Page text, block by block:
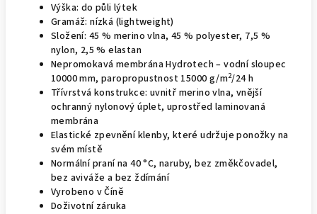
Výška: do půli lýtek
Gramáž: nízká (lightweight)
Složení: 45 % merino vlna, 45 % polyester, 7,5 %
nylon, 2,5 % elastan
Nepromokavá membrána Hydrotech – vodní sloupec
10000 mm, paropropustnost 15000 g/m2/24 h
Třívrstvá konstrukce: uvnitř merino vlna, vnější
ochranný nylonový úplet, uprostřed laminovaná
membrána
Elastické zpevnění klenby, které udržuje ponožky na
svém místě
Normální praní na 40 °C, naruby, bez změkčovadel,
bez aviváže a bez ždímání
Vyrobeno v Číně
Doživotní záruka